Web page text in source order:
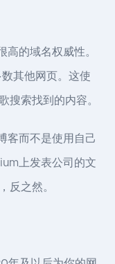
的域名权威性。
其他网页。这使
搜索找到的内容。
客而不是使用自己
上发表公司的文
反之然。